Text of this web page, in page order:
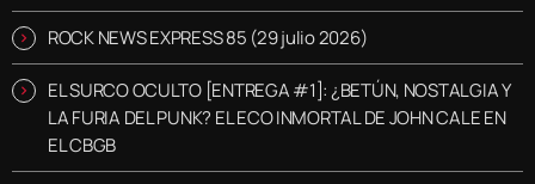
ROCK NEWS EXPRESS 85 (29 julio 2026)
EL SURCO OCULTO [ENTREGA #1]: ¿BETÚN, NOSTALGIA Y
LA FURIA DEL PUNK? EL ECO INMORTAL DE JOHN CALE EN
EL CBGB